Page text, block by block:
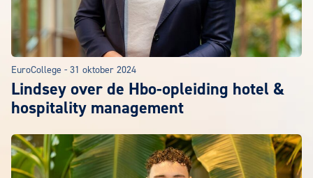
EuroCollege - 31 oktober 2024
Lindsey over de Hbo-opleiding hotel &
hospitality management